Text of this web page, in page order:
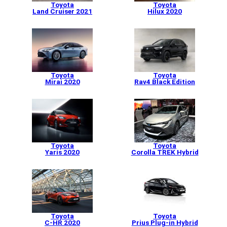
Toyota
Land Cruiser 2021
Toyota
Hilux 2020
Toyota
Mirai 2020
Toyota
Rav4 Black Edition
Toyota
Yaris 2020
Toyota
Corolla TREK Hybrid
Toyota
C-HR 2020
Toyota
Prius Plug-in Hybrid